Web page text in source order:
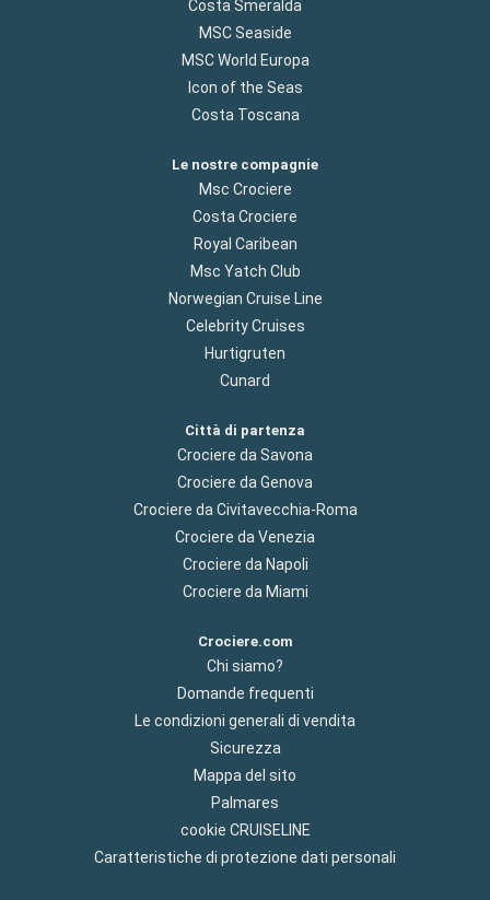
Costa Smeralda
MSC Seaside
MSC World Europa
Icon of the Seas
Costa Toscana
Le nostre compagnie
Msc Crociere
Costa Crociere
Royal Caribean
Msc Yatch Club
Norwegian Cruise Line
Celebrity Cruises
Hurtigruten
Cunard
Città di partenza
Crociere da Savona
Crociere da Genova
Crociere da Civitavecchia-Roma
Crociere da Venezia
Crociere da Napoli
Crociere da Miami
Crociere.com
Chi siamo?
Domande frequenti
Le condizioni generali di vendita
Sicurezza
Mappa del sito
Palmares
cookie CRUISELINE
Caratteristiche di protezione dati personali